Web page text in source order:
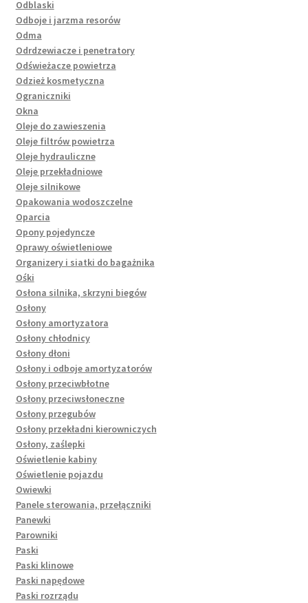
Odblaski
Odboje i jarzma resorów
Odma
Odrdzewiacze i penetratory
Odświeżacze powietrza
Odzież kosmetyczna
Ograniczniki
Okna
Oleje do zawieszenia
Oleje filtrów powietrza
Oleje hydrauliczne
Oleje przekładniowe
Oleje silnikowe
Opakowania wodoszczelne
Oparcia
Opony pojedyncze
Oprawy oświetleniowe
Organizery i siatki do bagażnika
Ośki
Osłona silnika, skrzyni biegów
Osłony
Osłony amortyzatora
Osłony chłodnicy
Osłony dłoni
Osłony i odboje amortyzatorów
Osłony przeciwbłotne
Osłony przeciwsłoneczne
Osłony przegubów
Osłony przekładni kierowniczych
Osłony, zaślepki
Oświetlenie kabiny
Oświetlenie pojazdu
Owiewki
Panele sterowania, przełączniki
Panewki
Parowniki
Paski
Paski klinowe
Paski napędowe
Paski rozrządu